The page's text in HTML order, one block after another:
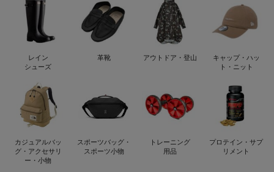
レイン
シューズ
革靴 アウトドア・登山
キャップ・ハッ
ト・ニット
カジュアルバッ
グ・アクセサリ
ー・小物
スポーツバッグ・
スポーツ小物
トレーニング
用品
プロテイン・サプ
リメント